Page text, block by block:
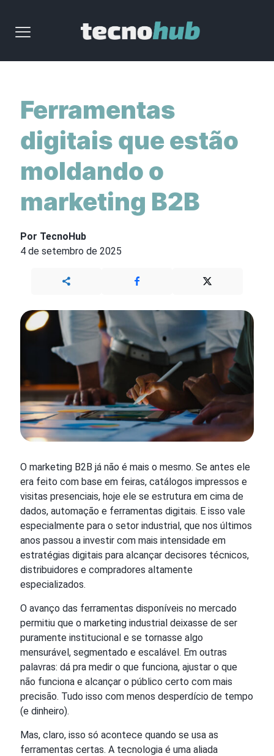
Ferramentas
digitais que estão
moldando o
marketing B2B
Por TecnoHub
4 de setembro de 2025
O marketing B2B já não é mais o mesmo. Se antes ele
era feito com base em feiras, catálogos impressos e
visitas presenciais, hoje ele se estrutura em cima de
dados, automação e ferramentas digitais. E isso vale
especialmente para o setor industrial, que nos últimos
anos passou a investir com mais intensidade em
estratégias digitais para alcançar decisores técnicos,
distribuidores e compradores altamente
especializados.
O avanço das ferramentas disponíveis no mercado
permitiu que o marketing industrial deixasse de ser
puramente institucional e se tornasse algo
mensurável, segmentado e escalável. Em outras
palavras: dá pra medir o que funciona, ajustar o que
não funciona e alcançar o público certo com mais
precisão. Tudo isso com menos desperdício de tempo
(e dinheiro).
Mas, claro, isso só acontece quando se usa as
ferramentas certas. A tecnologia é uma aliada